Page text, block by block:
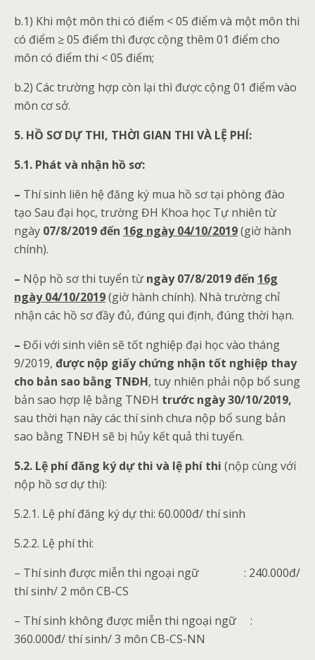
b.1) Khi một môn thi có điểm < 05 điểm và một môn thi
có điểm ≥ 05 điểm thì được cộng thêm 01 điểm cho
môn có điểm thi < 05 điểm;
b.2) Các trường hợp còn lại thì được cộng 01 điểm vào
môn cơ sở.
5. HỒ SƠ DỰ THI, THỜI GIAN THI VÀ LỆ PHÍ:
5.1. Phát và nhận hồ sơ:
– Thí sinh liên hệ đăng ký mua hồ sơ tại phòng đào
tạo Sau đại học, trường ĐH Khoa học Tự nhiên từ
ngày 07/8/2019đến 16g ngày 04/10/2019(giờ hành
chính).
– Nộp hồ sơ thi tuyển từ ngày07/8/2019đến 16g
ngày 04/10/2019(giờ hành chính). Nhà trường chỉ
nhận các hồ sơ đầy đủ, đúng qui định, đúng thời hạn.
– Đối với sinh viên sẽ tốt nghiệp đại học vào tháng
9/2019, được nộp giấy chứng nhận tốt nghiệp thay
cho bản sao bằng TNĐH, tuy nhiên phải nộp bổ sung
bản sao hợp lệ bằng TNĐH trước ngày 30/10/2019,
sau thời hạn này các thí sinh chưa nộp bổ sung bản
sao bằng TNĐH sẽ bị hủy kết quả thi tuyển.
5.2. Lệ phí đăng ký dự thi và lệ phí thi (nộp cùng với
nộp hồ sơ dự thi):
5.2.1. Lệ phí đăng ký dự thi: 60.000đ/ thí sinh
5.2.2. Lệ phí thi:
– Thí sinh được miễn thi ngoại ngữ : 240.000đ/
thí sinh/ 2 môn CB-CS
– Thí sinh không được miễn thi ngoại ngữ :
360.000đ/ thí sinh/ 3 môn CB-CS-NN